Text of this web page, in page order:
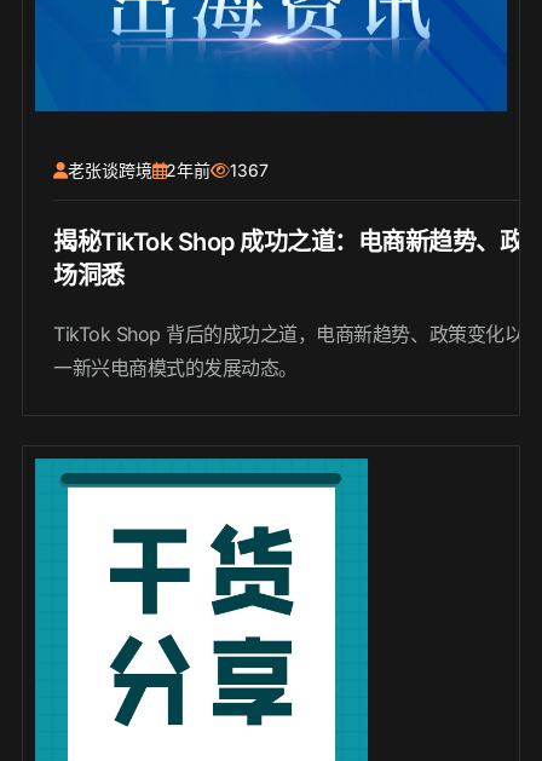
老张谈跨境 2年前 1367
揭秘TikTok Shop 成功之道：电商新趋势、政
场洞悉
TikTok Shop 背后的成功之道，电商新趋势、政策变化以
一新兴电商模式的发展动态。